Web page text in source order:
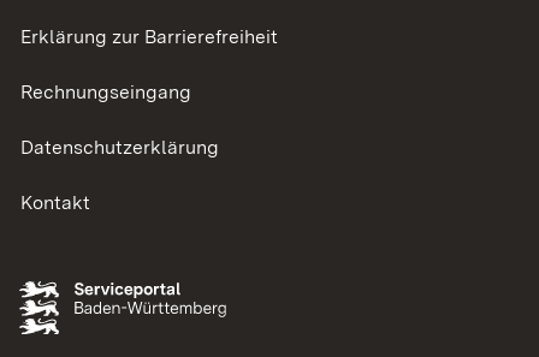
Erklärung zur Barrierefreiheit
Rechnungseingang
Datenschutzerklärung
Kontakt